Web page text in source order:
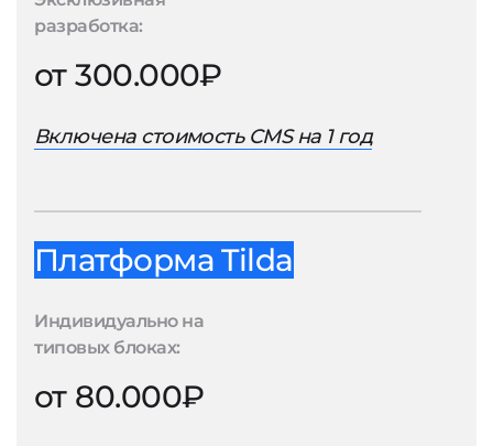
разработка:
от 300.000₽
Включена стоимость CMS на 1 год
Платформа Tilda
Индивидуально на
типовых блоках:
от 80.000₽